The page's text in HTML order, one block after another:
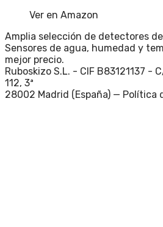
Ver en Amazon
Amplia selección de detectores
Sensores de agua, humedad y
mejor precio.
Ruboskizo S.L. - CIF B83121137 -
112, 3ª
28002 Madrid (España) — Política